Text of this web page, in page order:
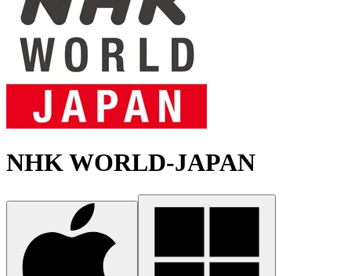
NHK WORLD-JAPAN